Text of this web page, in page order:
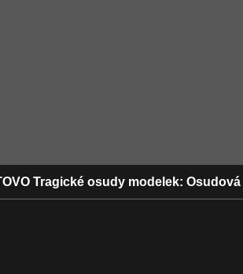
Tragické osudy modelek: